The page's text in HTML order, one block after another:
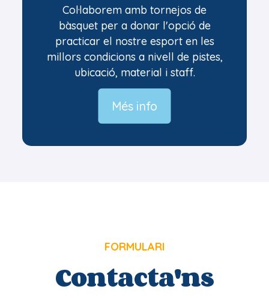
Col·laborem amb tornejos de
bàsquet per a donar l'opció de
practicar el nostre esport en les
millors condicions a nivell de pistes,
ubicació, material i staff.
Més info
FORMULARI
Contacta'ns